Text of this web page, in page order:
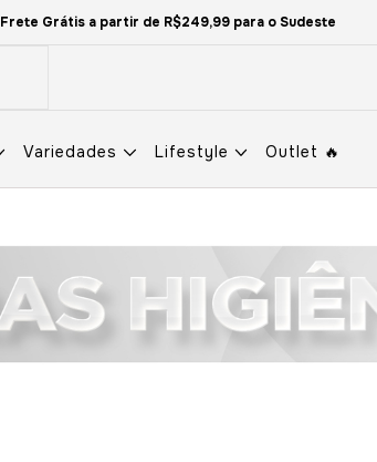
Frete Grátis a partir de R$249,99 para o Sudeste
Variedades Lifestyle Outlet 🔥